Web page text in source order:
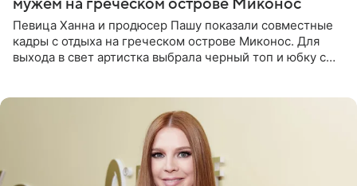
мужем на греческом острове Миконос
Певица Ханна и продюсер Пашу показали совместные
кадры с отдыха на греческом острове Миконос. Для
выхода в свет артистка выбрала черный топ и юбку с